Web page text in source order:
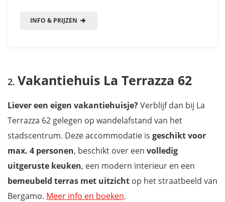
INFO & PRIJZEN
Vakantiehuis La Terrazza 62
Liever een eigen vakantiehuisje?Verblijf dan bij La
Terrazza 62 gelegen op wandelafstand van het
stadscentrum. Deze accommodatie is geschikt voor
max. 4 personen, beschikt over een volledig
uitgeruste keuken, een modern interieur en een
bemeubeld terras met uitzicht op het straatbeeld van
Bergamo. Meer info en boeken.